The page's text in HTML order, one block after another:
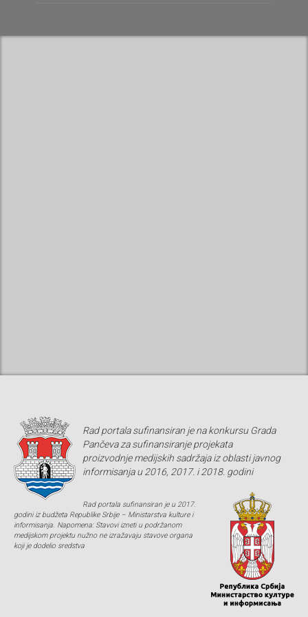
Rad portala sufinansiran je na konkursu Grada
Pančeva za sufinansiranje projekata
proizvodnje medijskih sadržaja iz oblasti javnog
informisanja u 2016, 2017. i 2018. godini
Rad portala sufinansiran je u 2017.
godini iz budžeta Republike Srbije – Ministarstva kulture i
informisanja. Napomena: Stavovi izneti u podržanom
medijskom projektu nužno ne izražavaju stavove organa
koji je dodelio sredstva